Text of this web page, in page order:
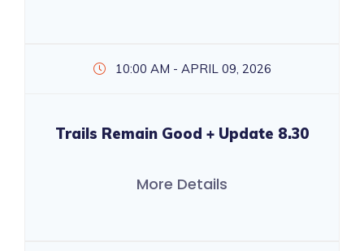
10:00 AM - APRIL 09, 2026
Trails Remain Good + Update 8.30
More Details